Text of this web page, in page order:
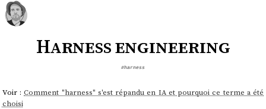
Harness engineering
#harness
Voir :Comment "harness" s'est répandu en IA et pourquoi ce terme a été
choisi